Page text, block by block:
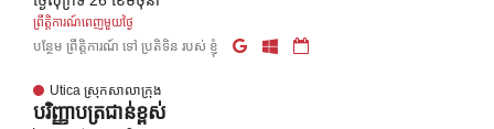
ព្រឹត្តិការណ៍ពេញមួយថ្ងៃ
បន្ថែម ព្រឹត្តិការណ៍ ទៅ ប្រតិទិន របស់ ខ្ញុំ
Utica ស្រុកសាលាក្រុង
បរិញ្ញាបត្រជាន់ខ្ពស់